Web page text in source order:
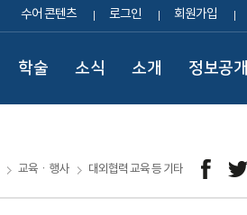
수어 콘텐츠 로그인 회원가입
학술 소식 소개 정보공개
교육ㆍ행사 대외협력 교육 등 기타